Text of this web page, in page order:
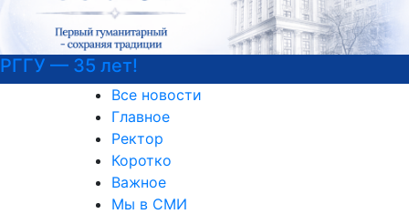
лет!
Все новости
Главное
Ректор
Коротко
Важное
Мы в СМИ